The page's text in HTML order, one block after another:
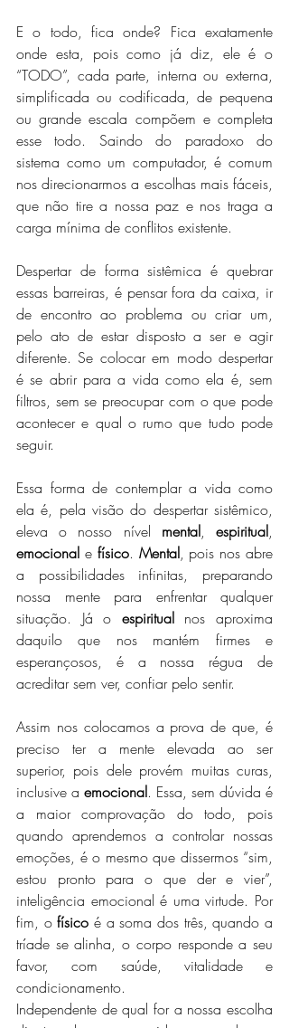
E o todo, fica onde? Fica exatamente
onde esta, pois como já diz, ele é o
“TODO”, cada parte, interna ou externa,
simplificada ou codificada, de pequena
ou grande escala compõem e completa
esse todo. Saindo do paradoxo do
sistema como um computador, é comum
nos direcionarmos a escolhas mais fáceis,
que não tire a nossa paz e nos traga a
carga mínima de conflitos existente.
Despertar de forma sistêmica é quebrar
essas barreiras, é pensar fora da caixa, ir
de encontro ao problema ou criar um,
pelo ato de estar disposto a ser e agir
diferente. Se colocar em modo despertar
é se abrir para a vida como ela é, sem
filtros, sem se preocupar com o que pode
acontecer e qual o rumo que tudo pode
seguir.
Essa forma de contemplar a vida como
ela é, pela visão do despertar sistêmico,
eleva o nosso nível mental, espiritual
emocional e físico. Mental, pois nos abre
a possibilidades infinitas, preparando
nossa mente para enfrentar qualquer
situação. Já o espiritual nos aproxima
daquilo que nos mantém firmes e
esperançosos, é a nossa régua de
acreditar sem ver, confiar pelo sentir.
Assim nos colocamos a prova de que, é
preciso ter a mente elevada ao ser
superior, pois dele provém muitas curas,
inclusive a emocional. Essa, sem dúvida é
a maior comprovação do todo, pois
quando aprendemos a controlar nossas
emoções, é o mesmo que dissermos “sim,
estou pronto para o que der e vier”,
inteligência emocional é uma virtude. Por
fim, o físico é a soma dos três, quando a
tríade se alinha, o corpo responde a seu
favor, com saúde, vitalidade e
condicionamento.
Independente de qual for a nossa escolha